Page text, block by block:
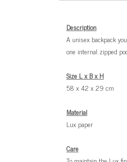
Description
A unisex backpack
one internal zipped
Size L x B x H
58 x 42 x 29 cm
Material
Lux paper
Care